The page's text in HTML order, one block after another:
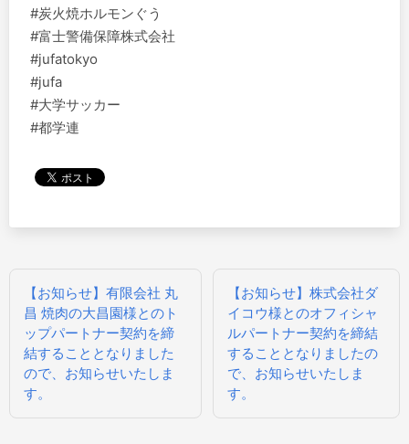
#炭火焼ホルモンぐう
#富士警備保障株式会社
#jufatokyo
#jufa
#大学サッカー
#都学連
投
ョ
【お知らせ】有限会社 丸
昌 焼肉の大昌園様とのト
ップパートナー契約を締
結することとなりました
ので、お知らせいたしま
す。
【お知らせ】株式会社ダ
イコウ様とのオフィシャ
ルパートナー契約を締結
することとなりましたの
で、お知らせいたしま
す。